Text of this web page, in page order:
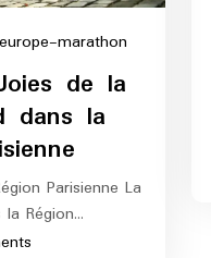
marathon
de la
dans la
Parisienne La
Région…